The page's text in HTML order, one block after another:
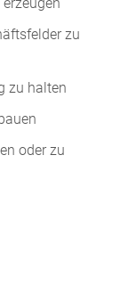
zu
zu halten
oder zu